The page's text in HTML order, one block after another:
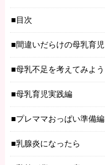
目次
間違いだらけの母乳育児
母乳不足を考えてみよう
母乳育児実践編
プレママおっぱい準備編
乳腺炎になったら